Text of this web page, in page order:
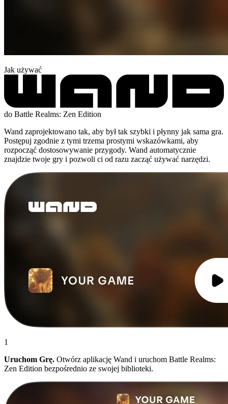
Jak używać
do Battle Realms: Zen Edition
Wand zaprojektowano tak, aby był tak szybki i płynny jak sama gra.
Postępuj zgodnie z tymi trzema prostymi wskazówkami, aby
rozpocząć dostosowywanie przygody. Wand automatycznie
znajdzie twoje gry i pozwoli ci od razu zacząć używać narzędzi.
1
Uruchom Grę. Otwórz aplikację Wand i uruchom Battle Realms:
Zen Edition bezpośrednio ze swojej biblioteki.